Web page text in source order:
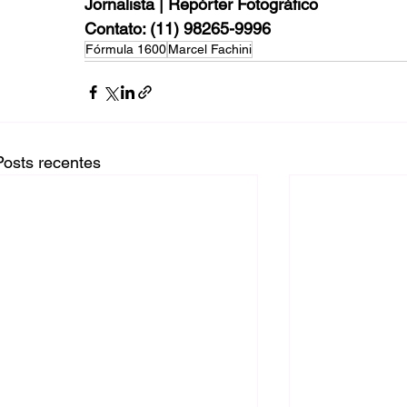
Jornalista | Repórter Fotográfico
Contato: (11) 98265-9996
Fórmula 1600Marcel Fachini
recentes